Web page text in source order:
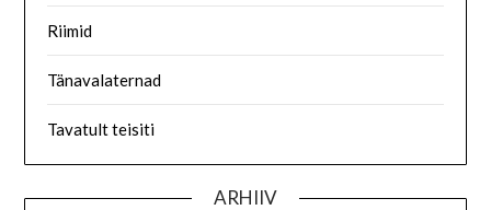
Riimid
Tänavalaternad
Tavatult teisiti
ARHIIV